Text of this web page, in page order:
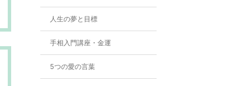
人生の夢と目標
手相入門講座・金運
5つの愛の言葉